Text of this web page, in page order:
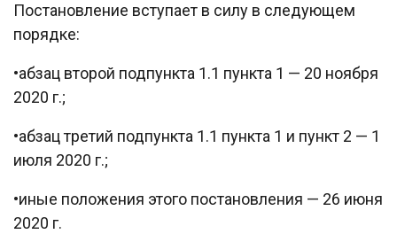
Постановление вступает в силу в следующем
порядке:
•абзац второй подпункта 1.1 пункта 1 — 20 ноября
2020 г.;
•абзац третий подпункта 1.1 пункта 1 и пункт 2 — 1
июля 2020 г.;
•иные положения этого постановления — 26 июня
2020 г.